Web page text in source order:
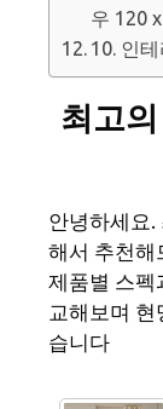
우 120
10. 인
최고
안녕하세요.
해서 추천해
제품별 스펙
교해보며 현
습니다